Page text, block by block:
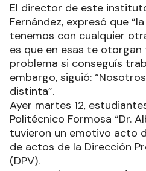
El director de este
Fernández, expresó que
tenemos con cualquier
es que en esas te
problema si conseguís
embargo, siguió:
distinta”.
Ayer martes 12,
Politécnico Formosa “Dr.
tuvieron un emotivo acto
de actos de la Dirección
(DPV).